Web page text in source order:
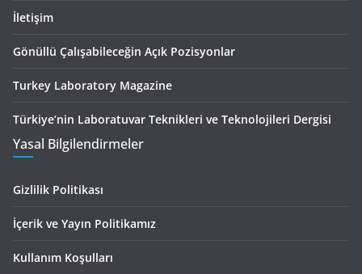
İletişim
Gönüllü Çalışabileceğin Açık Pozisyonlar
Turkey Laboratory Magazine
Türkiye’nin Laboratuvar Teknikleri ve Teknolojileri Dergisi
Yasal Bilgilendirmeler
Gizlilik Politikası
İçerik ve Yayın Politikamız
Kullanım Koşulları